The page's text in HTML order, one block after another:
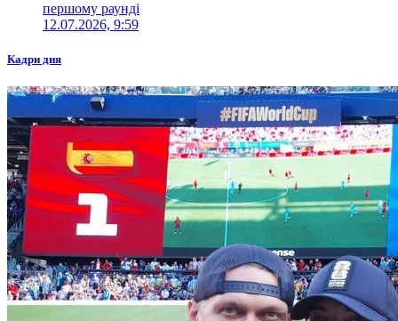
першому раунді
12.07.2026, 9:59
Кадри дня